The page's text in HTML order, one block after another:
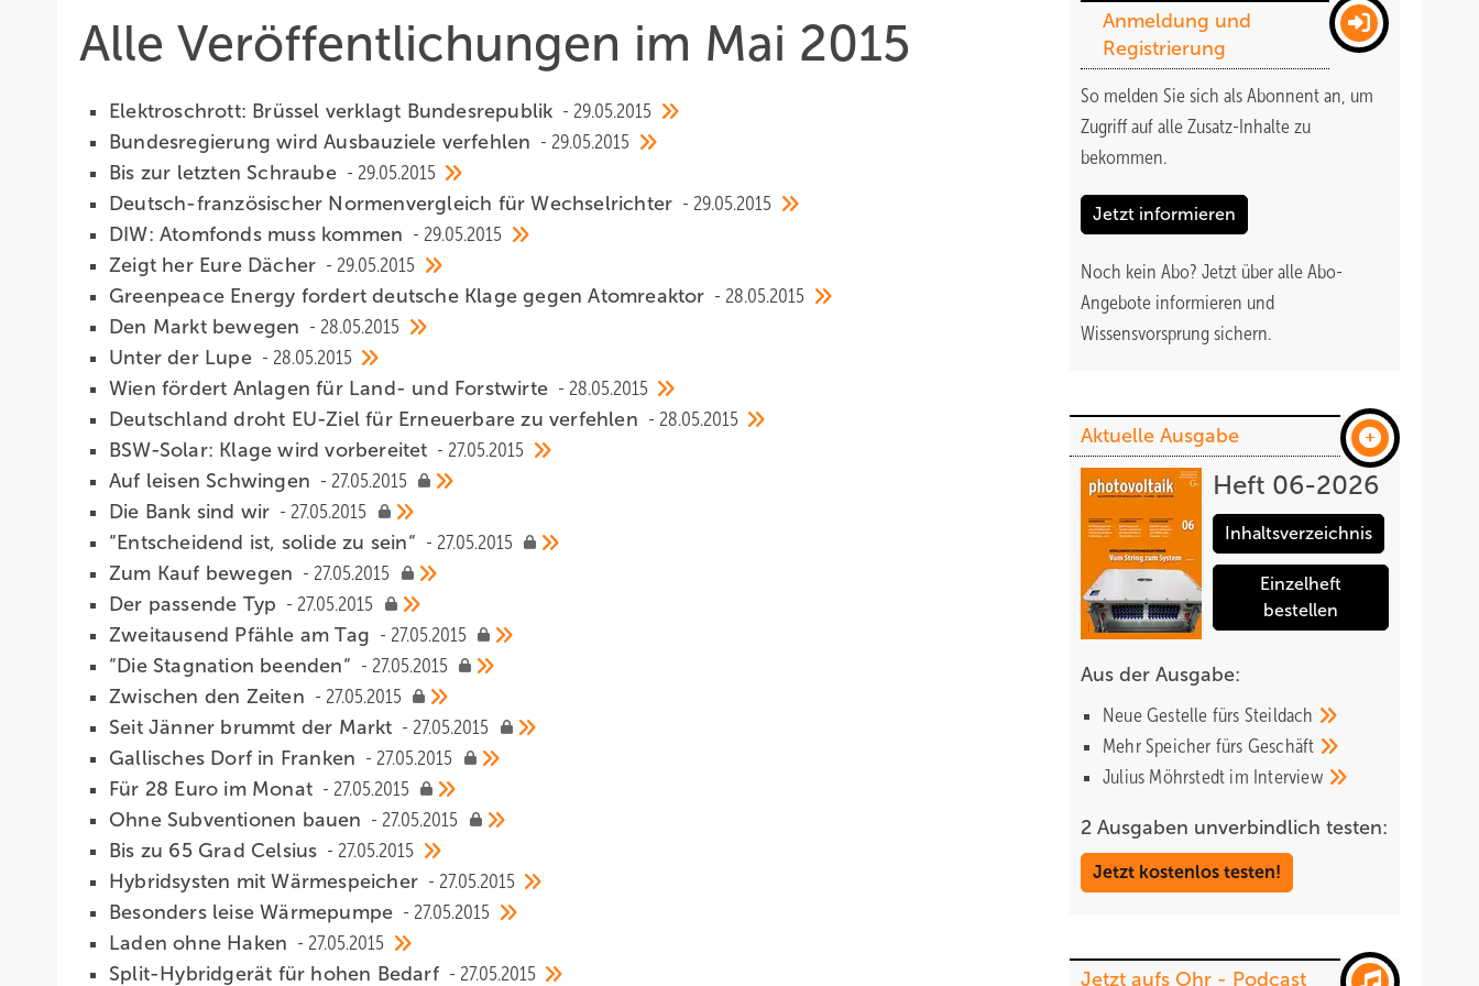
Alle Veröffentlichungen im Mai 2015
Elektroschrott: Brüssel verklagt Bundesrepublik
29.05.2015
Bundesregierung wird Ausbauziele verfehlen
29.05.2015
Bis zur letzten Schraube
29.05.2015
Deutsch-französischer Normenvergleich für Wechselrichter
29.05.2015
DIW: Atomfonds muss kommen
29.05.2015
Zeigt her Eure Dächer
29.05.2015
Greenpeace Energy fordert deutsche Klage gegen Atomreaktor
28.05.2015
Den Markt bewegen
28.05.2015
Unter der Lupe
28.05.2015
Wien fördert Anlagen für Land- und Forstwirte
28.05.2015
Deutschland droht EU-Ziel für Erneuerbare zu verfehlen
28.05.2015
BSW-Solar: Klage wird vorbereitet
27.05.2015
Auf leisen Schwingen
27.05.2015
Die Bank sind wir
27.05.2015
“Entscheidend ist, solide zu sein“
27.05.2015
Zum Kauf bewegen
27.05.2015
Der passende Typ
27.05.2015
Zweitausend Pfähle am Tag
27.05.2015
“Die Stagnation beenden“
27.05.2015
Zwischen den Zeiten
27.05.2015
Seit Jänner brummt der Markt
27.05.2015
Gallisches Dorf in Franken
27.05.2015
Für 28 Euro im Monat
27.05.2015
Ohne Subventionen bauen
27.05.2015
Bis zu 65 Grad Celsius
27.05.2015
Hybridsysten mit Wärmespeicher
27.05.2015
Besonders leise Wärmepumpe
27.05.2015
Laden ohne Haken
27.05.2015
Split-Hybridgerät für hohen Bedarf
27.05.2015
Anmeldung und
Registrierung
So melden Sie sich als Abonnent an, um
Zugriff auf alle Zusatz-Inhalte zu
bekommen.
Jetzt informieren
Noch kein Abo? Jetzt über alle Abo-
Angebote informieren und
Wissensvorsprung sichern.
Aktuelle Ausgabe
Heft 06-2026
Inhaltsverzeichnis
Einzelheft
bestellen
Aus der Ausgabe:
Neue Gestelle fürs Steildach
Mehr Speicher fürs Geschäft
Julius Möhrstedt im Interview
2 Ausgaben unverbindlich testen:
Jetzt kostenlos testen!
Jetzt aufs Ohr - Podcast